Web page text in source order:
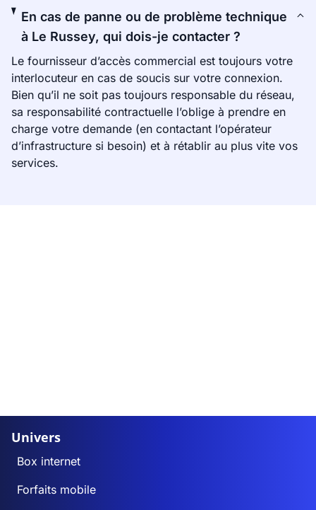
En cas de panne ou de problème technique
à Le Russey, qui dois-je contacter ?
Le fournisseur d’accès commercial est toujours votre
interlocuteur en cas de soucis sur votre connexion.
Bien qu’il ne soit pas toujours responsable du réseau,
sa responsabilité contractuelle l’oblige à prendre en
charge votre demande (en contactant l’opérateur
d’infrastructure si besoin) et à rétablir au plus vite vos
services.
Univers
Box internet
Forfaits mobile